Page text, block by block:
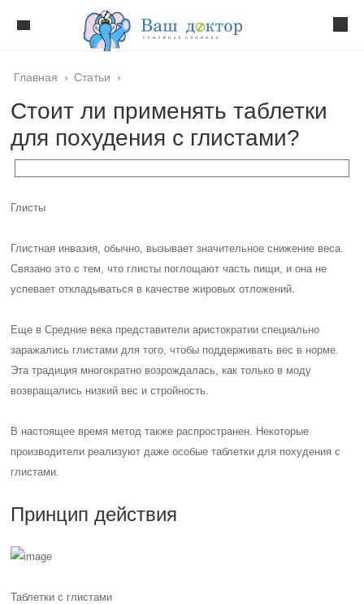
Главная › Статьи ›
Стоит ли применять таблетки
для похудения с глистами?
Глисты
Глистная инвазия, обычно, вызывает значительное снижение веса.
Связано это с тем, что глисты поглощают часть пищи, и она не
успевает откладываться в качестве жировых отложений.
Еще в Средние века представители аристократии специально
заражались глистами для того, чтобы поддерживать вес в норме.
Эта традиция многократно возрождалась, как только в моду
возвращались низкий вес и стройность.
В настоящее время метод также распространен. Некоторые
производители реализуют даже особые таблетки для похудения с
глистами.
Принцип действия
Таблетки с глистами